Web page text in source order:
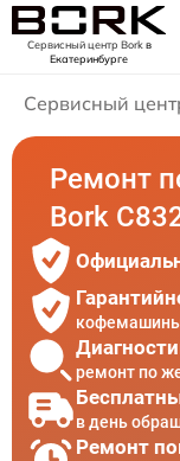
Сервисный центр Borkв
Екатеринбурге
Сервисный
Ремонт
Bork
кофемашины
ремонт по
в день
Ремонт